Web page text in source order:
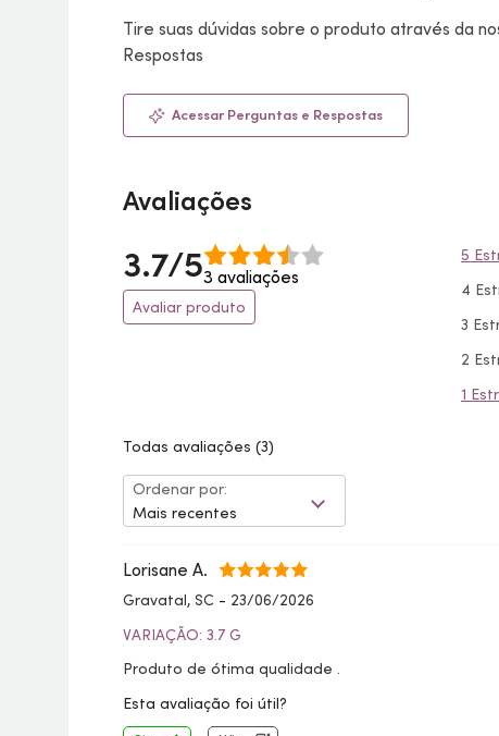
Tire suas dúvidas sobre o produto através da
Respostas
Acessar Perguntas e Respostas
Avaliações
3.7/53 avaliações
Avaliar produto
5
4
3
2
1
Todas avaliações (3)
Ordenar por:
Mais recentes
Lorisane A.
Gravatal, SC - 23/06/2026
VARIAÇÃO: 3.7 G
Produto de ótima qualidade .
Esta avaliação foi útil?